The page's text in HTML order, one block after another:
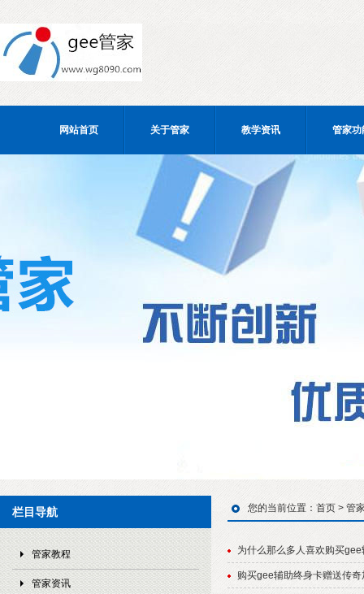
网站首页 关于管家 教学资讯 管家功
栏目导航
管家教程
管家资讯
您的当前位置： 首页 > 管
为什么那么多人喜欢购买gee
购买gee辅助终身卡赠送传奇